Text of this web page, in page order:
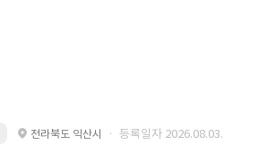
전라북도 익산시 · 등록일자 2026.08.03.